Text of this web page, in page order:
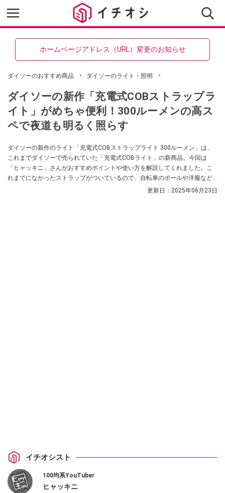
ホームページアドレス（URL）変更のお知らせ
ダイソーのおすすめ商品 ダイソーのライト・照明
ダイソーの新作「充電式COBストラップラ
イト」がめちゃ便利！300ルーメンの高ス
ペで夜道も明るく照らす
ダイソーの新作のライト「充電式COBストラップライト 300ルーメン」は、
これまでダイソーで売られていた「充電式COBライト」の新商品。今回は
「ヒャッキニ」さんがおすすめポイントや使い方を解説してくれました。こ
れまでになかったストラップがついているので、自転車のポールや洋服など
に取り付けやすいモデルになっているのだそう。ダイソーでライトをお探し
更新日： 2025年06月23日
イチオシスト
100均系YouTuber
ヒャッキニ